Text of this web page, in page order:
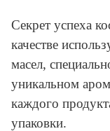
Секрет успеха
качестве
масел,
уникальном
каждого
упаковки.